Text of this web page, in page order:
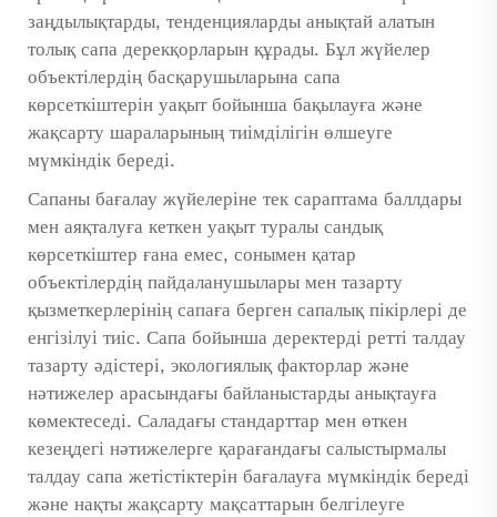
заңдылықтарды, тенденцияларды анықтай алатын
толық сапа дерекқорларын құрады. Бұл жүйелер
объектілердің басқарушыларына сапа
көрсеткіштерін уақыт бойынша бақылауға және
жақсарту шараларының тиімділігін өлшеуге
мүмкіндік береді.
Сапаны бағалау жүйелеріне тек сараптама баллдары
мен аяқталуға кеткен уақыт туралы сандық
көрсеткіштер ғана емес, сонымен қатар
объектілердің пайдаланушылары мен тазарту
қызметкерлерінің сапаға берген сапалық пікірлері де
енгізілуі тиіс. Сапа бойынша деректерді ретті талдау
тазарту әдістері, экологиялық факторлар және
нәтижелер арасындағы байланыстарды анықтауға
көмектеседі. Саладағы стандарттар мен өткен
кезеңдегі нәтижелерге қарағандағы салыстырмалы
талдау сапа жетістіктерін бағалауға мүмкіндік береді
және нақты жақсарту мақсаттарын белгілеуге